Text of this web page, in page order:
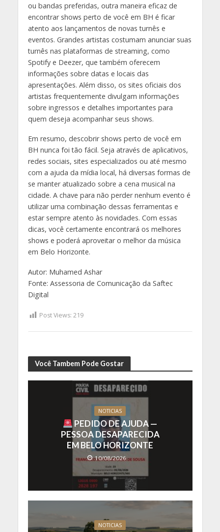
ou bandas preferidas, outra maneira eficaz de
encontrar shows perto de você em BH é ficar
atento aos lançamentos de novas turnês e
eventos. Grandes artistas costumam anunciar suas
turnês nas plataformas de streaming, como
Spotify e Deezer, que também oferecem
informações sobre datas e locais das
apresentações. Além disso, os sites oficiais dos
artistas frequentemente divulgam informações
sobre ingressos e detalhes importantes para
quem deseja acompanhar seus shows.
Em resumo, descobrir shows perto de você em
BH nunca foi tão fácil. Seja através de aplicativos,
redes sociais, sites especializados ou até mesmo
com a ajuda da mídia local, há diversas formas de
se manter atualizado sobre a cena musical na
cidade. A chave para não perder nenhum evento é
utilizar uma combinação dessas ferramentas e
estar sempre atento às novidades. Com essas
dicas, você certamente encontrará os melhores
shows e poderá aproveitar o melhor da música
em Belo Horizonte.
Autor: Muhamed Ashar
Fonte: Assessoria de Comunicação da Saftec
Digital
Post Views: 219
Você Tambem Pode Gostar
NOTICIAS
PEDIDO DE AJUDA —
PESSOA DESAPARECIDA
EM BELO HORIZONTE
10/08/2026
NOTICIAS